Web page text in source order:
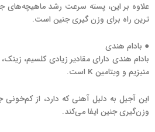
علاوه بر این، پسته سرعت رشد ماهیچه‌های
ترین راه برای وزن گیری جنین است.
● بادام هندی
بادام هندی دارای مقادیر زیادی کلسیم،
منیزیم و ویتامین K است.
این آجیل به دلیل آهنی که دارد، از
وزن‌گیری جنین ایفا می‌کند.